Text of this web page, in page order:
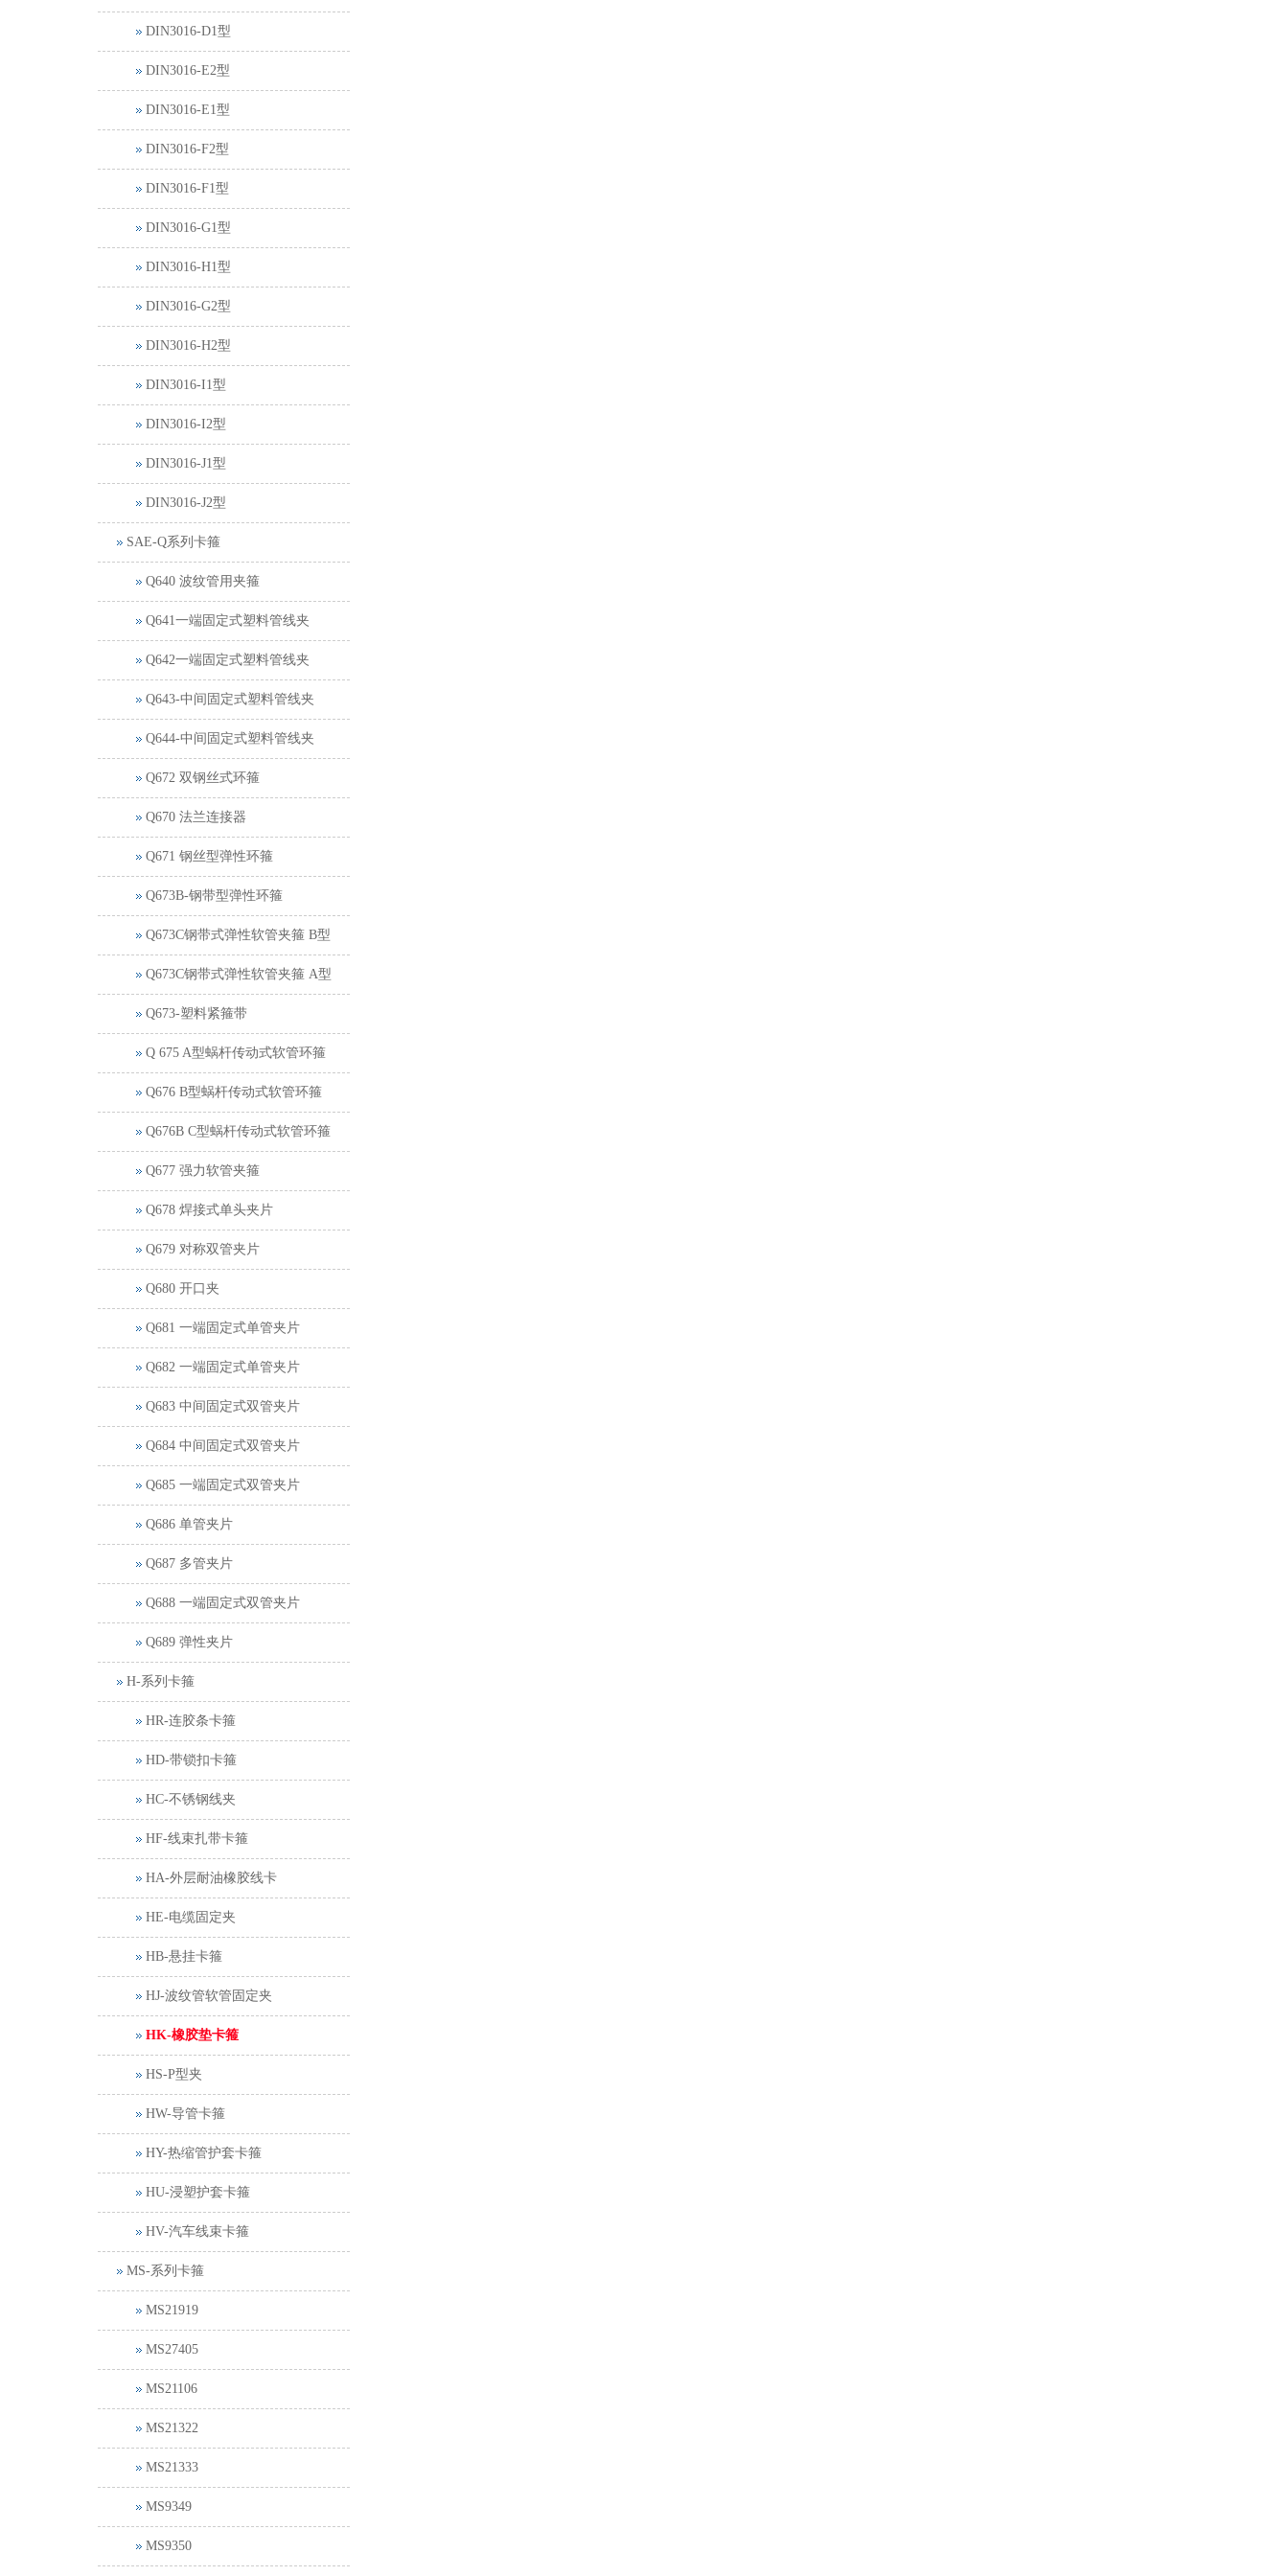
DIN3016-D1型
DIN3016-E2型
DIN3016-E1型
DIN3016-F2型
DIN3016-F1型
DIN3016-G1型
DIN3016-H1型
DIN3016-G2型
DIN3016-H2型
DIN3016-I1型
DIN3016-I2型
DIN3016-J1型
DIN3016-J2型
SAE-Q系列卡箍
Q640 波纹管用夹箍
Q641一端固定式塑料管线夹
Q642一端固定式塑料管线夹
Q643-中间固定式塑料管线夹
Q644-中间固定式塑料管线夹
Q672 双钢丝式环箍
Q670 法兰连接器
Q671 钢丝型弹性环箍
Q673B-钢带型弹性环箍
Q673C钢带式弹性软管夹箍 B型
Q673C钢带式弹性软管夹箍 A型
Q673-塑料紧箍带
Q 675 A型蜗杆传动式软管环箍
Q676 B型蜗杆传动式软管环箍
Q676B C型蜗杆传动式软管环箍
Q677 强力软管夹箍
Q678 焊接式单头夹片
Q679 对称双管夹片
Q680 开口夹
Q681 一端固定式单管夹片
Q682 一端固定式单管夹片
Q683 中间固定式双管夹片
Q684 中间固定式双管夹片
Q685 一端固定式双管夹片
Q686 单管夹片
Q687 多管夹片
Q688 一端固定式双管夹片
Q689 弹性夹片
H-系列卡箍
HR-连胶条卡箍
HD-带锁扣卡箍
HC-不锈钢线夹
HF-线束扎带卡箍
HA-外层耐油橡胶线卡
HE-电缆固定夹
HB-悬挂卡箍
HJ-波纹管软管固定夹
HK-橡胶垫卡箍
HS-P型夹
HW-导管卡箍
HY-热缩管护套卡箍
HU-浸塑护套卡箍
HV-汽车线束卡箍
MS-系列卡箍
MS21919
MS27405
MS21106
MS21322
MS21333
MS9349
MS9350